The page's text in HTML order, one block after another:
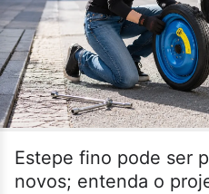
Estepe fino pode ser
novos; entenda o